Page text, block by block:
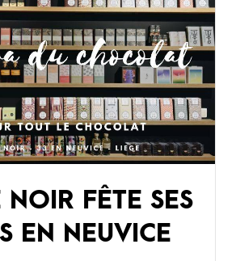
NOIR FÊTE SES
EN NEUVICE